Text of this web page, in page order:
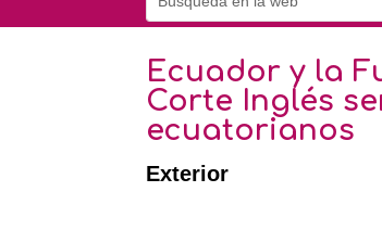
Ecuador y la
Corte Inglés
ecuatorianos
Exterior